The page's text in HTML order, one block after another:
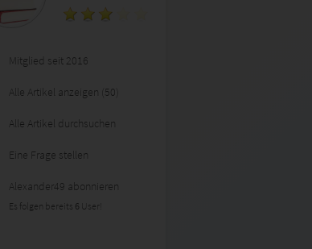
Mitglied seit 2016
Alle Artikel anzeigen (50)
Alle Artikel durchsuchen
Eine Frage stellen
Alexander49 abonnieren
Es folgen bereits 6 User!